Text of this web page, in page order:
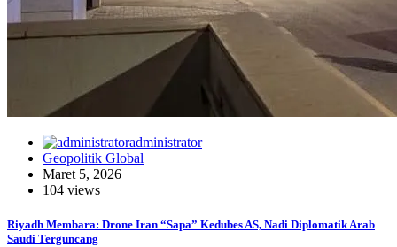
administrator
Geopolitik Global
Maret 5, 2026
104 views
Riyadh Membara: Drone Iran “Sapa” Kedubes AS, Nadi Diplomatik Arab
Saudi Terguncang